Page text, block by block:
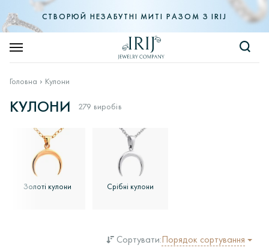
СТВОРЮЙ НЕЗАБУТНІ МИТІ РАЗОМ З IRIJ
Головна Кулони
КУЛОНИ 279 виробів
Золоті кулони Срібні кулони
Сортувати:Порядок сортування